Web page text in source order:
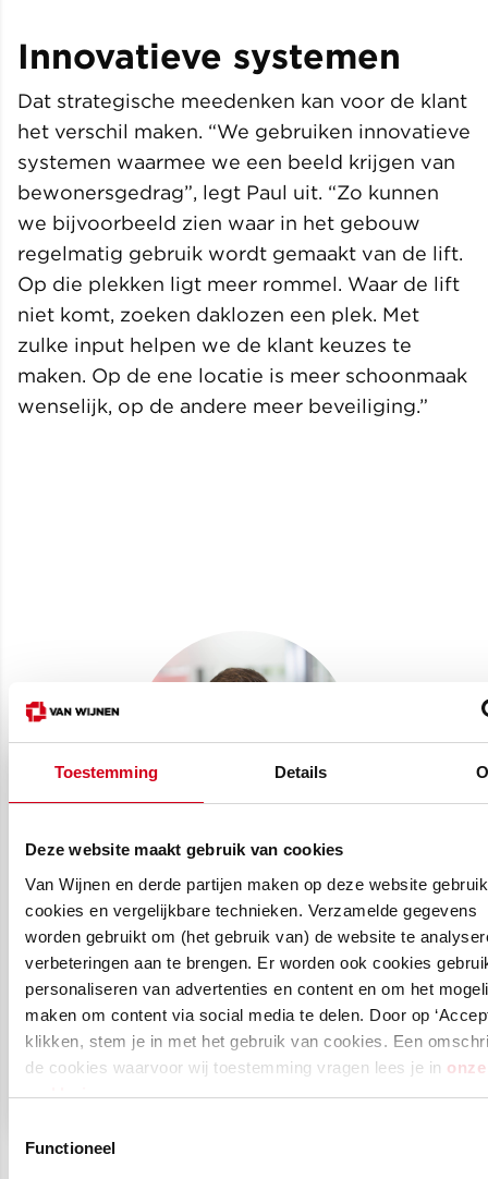
Toestemming Details
Deze website maakt gebruik van cookies
Van Wijnen en derde partijen maken op deze website
cookies en vergelijkbare technieken. Verzamelde gegevens
worden gebruikt om (het gebruik van) de website te
verbeteringen aan te brengen. Er worden ook cookies
personaliseren van advertenties en content en om het
maken om content via social media te delen. Door op
klikken, stem je in met het gebruik van cookies. Een
de cookies waarvoor wij toestemming vragen lees je in
verklaring.
Functioneel
Innovatieve systemen
Dat strategische meedenken kan voor de klant
het verschil maken. “We gebruiken innovatieve
systemen waarmee we een beeld krijgen van
bewonersgedrag”, legt Paul uit. “Zo kunnen
we bijvoorbeeld zien waar in het gebouw
regelmatig gebruik wordt gemaakt van de lift.
Op die plekken ligt meer rommel. Waar de lift
niet komt, zoeken daklozen een plek. Met
zulke input helpen we de klant keuzes te
maken. Op de ene locatie is meer schoonmaak
wenselijk, op de andere meer beveiliging.”
Paul Engel
Bedrijfsleider Van Wijnen Vastgoedbeheer
Midden
‘Onze kracht is dat we het onderhoud
benaderen vanuit de klantvraag, niet
vanuit het bestek’‘The Fizz is een perfect
voorbeeld van een pand dat de Van
Wijnen-cirkel –ontwikkelen, bouwen,
beheren – rond maakt’